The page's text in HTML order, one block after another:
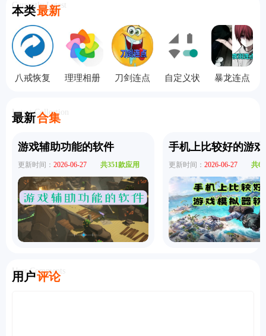
本类最新
Currently Latest
八戒恢复
版
理理相册
刀剑连点
自定义状
暴龙连点
最新合集
Latest Collection
游戏辅助功能的软件
更新时间： 2026-06-27 共351款应用
手机上比较好的游
更新时间： 2026-06-27 共
用户评论
User Comments